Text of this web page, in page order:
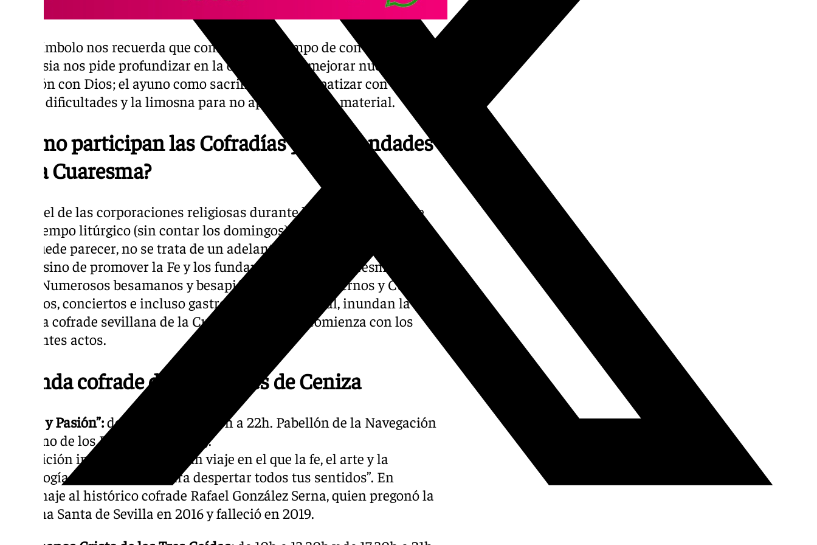
Este símbolo nos recuerda que comienza un tiempo de conversión, donde
la Iglesia nos pide profundizar en la oración para mejorar nuestra
relación con Dios; el ayuno como sacrificio para empatizar con quienes
pasan dificultades y la limosna para no apegarnos a lo material.
¿Cómo participan las Cofradías y Hermandades
en la Cuaresma?
El papel de las corporaciones religiosas durante los cuarenta días de
este tiempo litúrgico (sin contar los domingos), es más relevante de lo
que puede parecer, no se trata de un adelanto o ensayo de la Semana
Santa sino de promover la Fe y los fundamentos de la Cuaresma en en la
calle. Numerosos besamanos y besapiés, Vía Crucis externos y Cultos
internos, conciertos e incluso gastronomía tradicional, inundan la
agenda cofrade sevillana de la Cuaresma que hoy comienza con los
siguientes actos.
Agenda cofrade del Miércoles de Ceniza
“Alma y Pasión”:de 10h a 14h y de 16h a 22h. Pabellón de la Navegación
(Camino de los Descubrimientos).
Exposición inmersiva donde “un viaje en el que la fe, el arte y la
tecnología se encuentran para despertar todos tus sentidos”. En
homenaje al histórico cofrade Rafael González Serna, quien pregonó la
Semana Santa de Sevilla en 2016 y falleció en 2019.